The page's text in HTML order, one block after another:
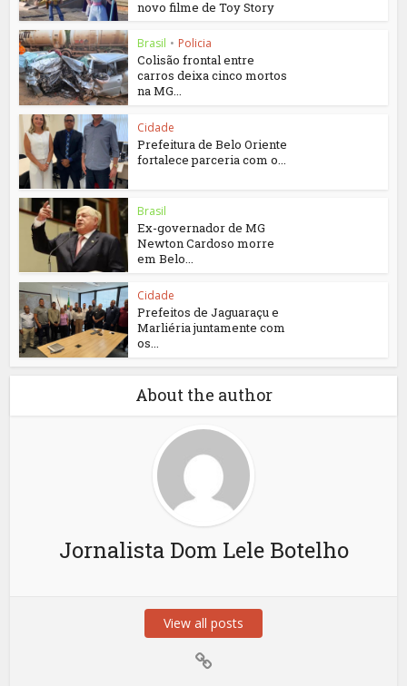
novo filme de Toy Story
Brasil • Policia
Colisão frontal entre
carros deixa cinco mortos
na MG...
Cidade
Prefeitura de Belo Oriente
fortalece parceria com o...
Brasil
Ex-governador de MG
Newton Cardoso morre
em Belo...
Cidade
Prefeitos de Jaguaraçu e
Marliéria juntamente com
os...
About the author
Jornalista Dom Lele Botelho
View all posts